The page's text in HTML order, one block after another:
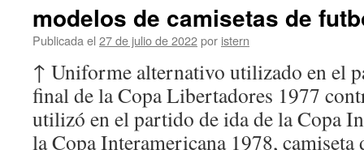
modelos de camisetas de
Publicada el 27 de julio de 2022por istern
↑ Uniforme alternativo utilizado en el
final de la Copa Libertadores 1977
utilizó en el partido de ida de la Copa
la Copa Interamericana 1978,